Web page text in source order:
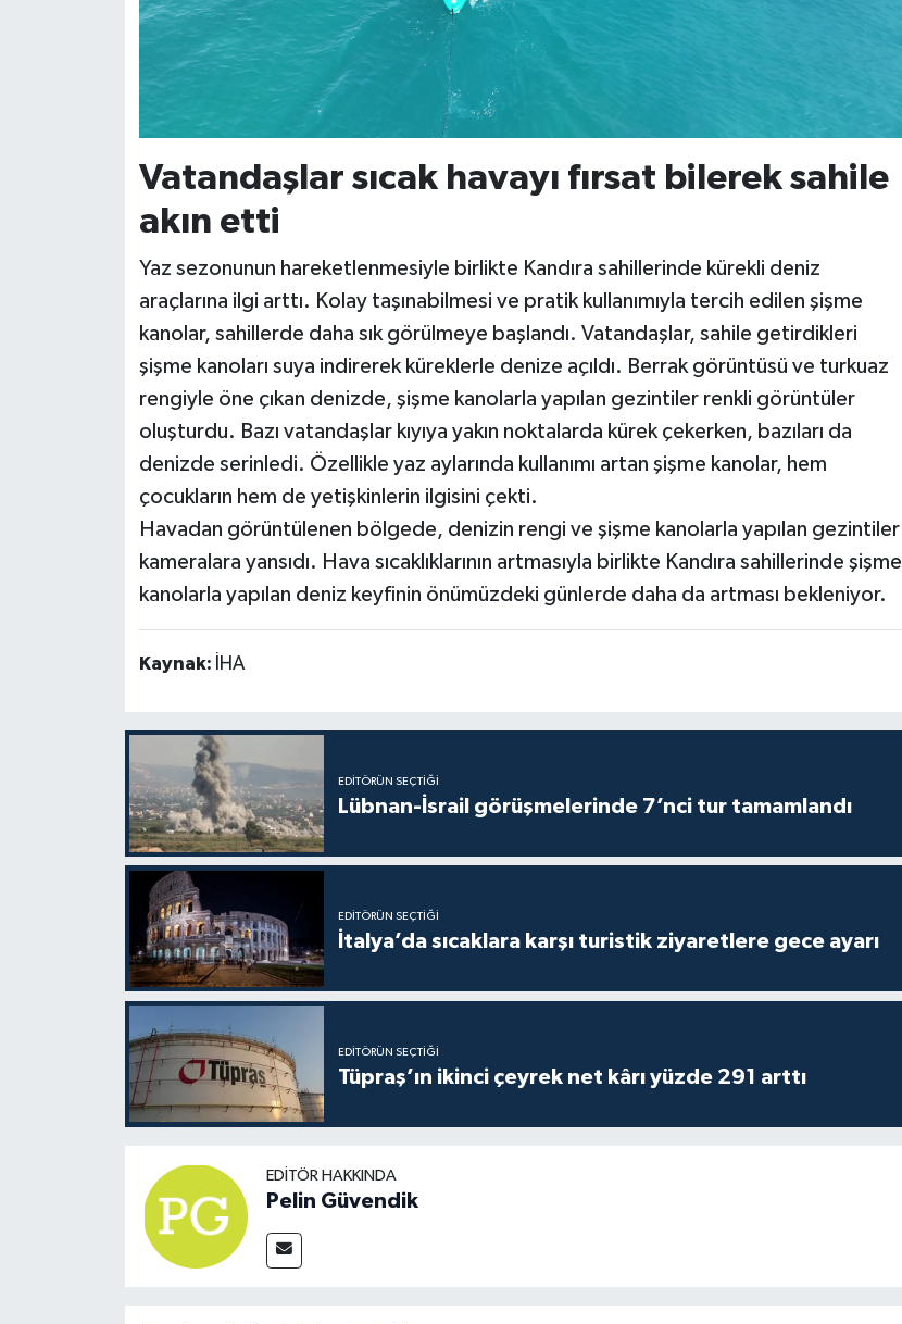
Vatandaşlar sıcak havayı fırsat bilerek sahile
akın etti
Yaz sezonunun hareketlenmesiyle birlikte Kandıra sahillerinde kürekli deniz
araçlarına ilgi arttı. Kolay taşınabilmesi ve pratik kullanımıyla tercih edilen şişme
kanolar, sahillerde daha sık görülmeye başlandı. Vatandaşlar, sahile getirdikleri
şişme kanoları suya indirerek küreklerle denize açıldı. Berrak görüntüsü ve turkuaz
rengiyle öne çıkan denizde, şişme kanolarla yapılan gezintiler renkli görüntüler
oluşturdu. Bazı vatandaşlar kıyıya yakın noktalarda kürek çekerken, bazıları da
denizde serinledi. Özellikle yaz aylarında kullanımı artan şişme kanolar, hem
çocukların hem de yetişkinlerin ilgisini çekti.
Havadan görüntülenen bölgede, denizin rengi ve şişme kanolarla yapılan gezintiler
kameralara yansıdı. Hava sıcaklıklarının artmasıyla birlikte Kandıra sahillerinde şişme
kanolarla yapılan deniz keyfinin önümüzdeki günlerde daha da artması bekleniyor.
Kaynak: İHA
EDITÖRÜN SEÇTIĞI
Lübnan-İsrail görüşmelerinde 7’nci tur tamamlandı
EDITÖRÜN SEÇTIĞI
İtalya’da sıcaklara karşı turistik ziyaretlere gece ayarı
EDITÖRÜN SEÇTIĞI
Tüpraş’ın ikinci çeyrek net kârı yüzde 291 arttı
EDITÖR HAKKINDA
Pelin Güvendik